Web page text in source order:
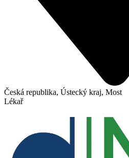
Česká republika, Ústecký kraj, Most
Lékař